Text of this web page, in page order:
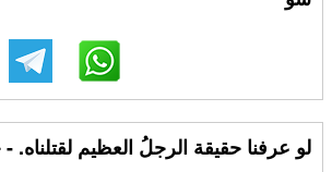
لو عرفنا حقيقة الرجلُ العظيم لقتلناه.